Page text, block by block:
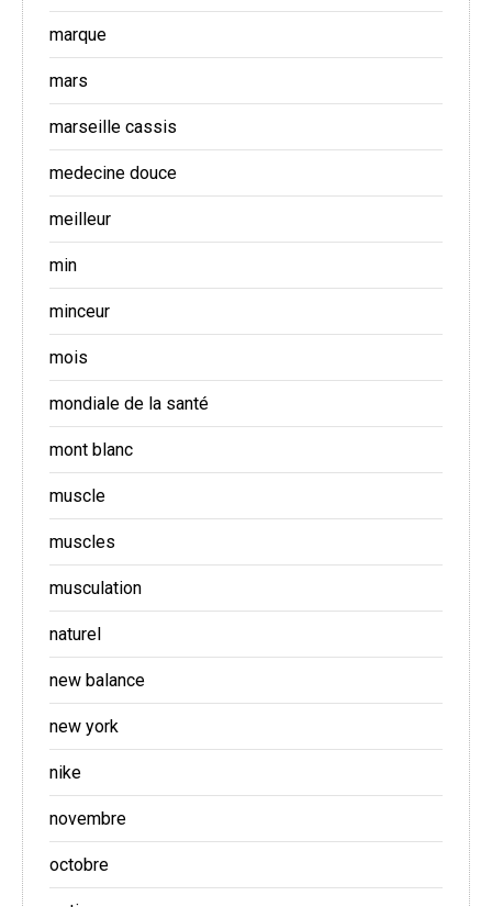
marque
mars
marseille cassis
medecine douce
meilleur
min
minceur
mois
mondiale de la santé
mont blanc
muscle
muscles
musculation
naturel
new balance
new york
nike
novembre
octobre